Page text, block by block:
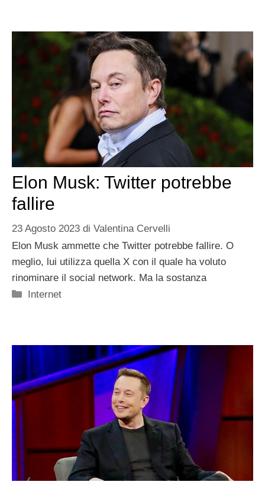
Elon Musk: Twitter potrebbe
fallire
23 Agosto 2023 di Valentina Cervelli
Elon Musk ammette che Twitter potrebbe fallire. O
meglio, lui utilizza quella X con il quale ha voluto
rinominare il social network. Ma la sostanza
Categorie
Internet